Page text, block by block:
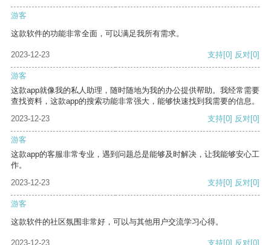
游客
这款软件的功能非常全面，可以满足我所有需求。
2023-12-23 支持[0] 反对[0]
游客
这款app就像我的私人助理，随时随地为我的办公提供帮助。我经常需要
查找资料，这款app的搜索功能非常强大，能够快速找到我需要的信息。
2023-12-23
支持[0] 反对[0]
游客
这款app的客服非常专业，遇到问题总是能够及时解决，让我能够安心工
作。
2023-12-23
支持[0] 反对[0]
游客
这款软件的社区氛围非常好，可以与其他用户交流学习心得。
2023-12-23 支持[0] 反对[0]